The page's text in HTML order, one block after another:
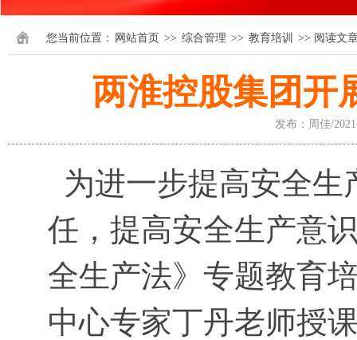
您当前位置： 网站首页 >> 综合管理 >> 教育培训 >> 阅读文
两淮控股集团开
发布：周佳/
为进一步提高安全
任，提高安全生产意
全生产法》专题教育
中心专家丁丹老师授